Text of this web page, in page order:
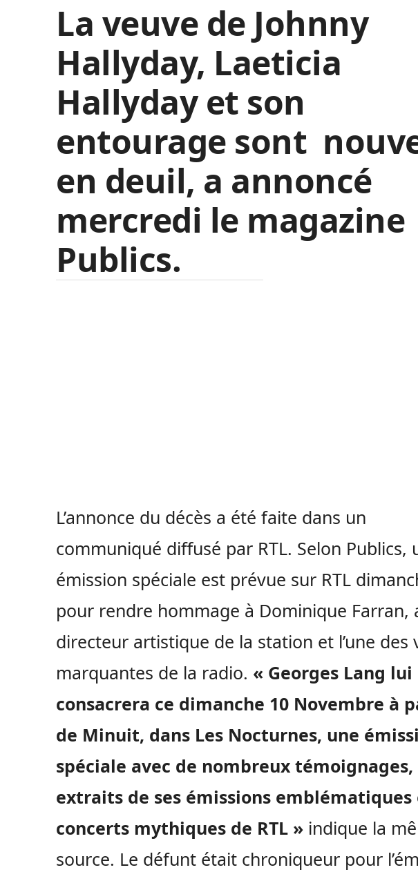
La veuve de Johnny
Hallyday, Laeticia
Hallyday et son
entourage sont
en deuil, a annoncé
mercredi le magazine
Publics.
L’annonce du décès a été faite dans un
communiqué diffusé par RTL. Selon Publics,
émission spéciale est prévue sur RTL
pour rendre hommage à Dominique Farran,
directeur artistique de la station et l’une des
marquantes de la radio. « Georges Lang lui
consacrera ce dimanche 10 Novembre à
de Minuit, dans Les Nocturnes, une
spéciale avec de nombreux témoignages,
extraits de ses émissions emblématiques
concerts mythiques de RTL » indique la
source. Le défunt était chroniqueur pour